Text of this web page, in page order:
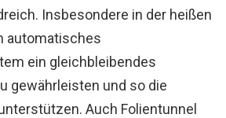
Insbesondere in der heißen
automatisches
ein gleichbleibendes
gewährleisten und so die
Auch Folientunnel